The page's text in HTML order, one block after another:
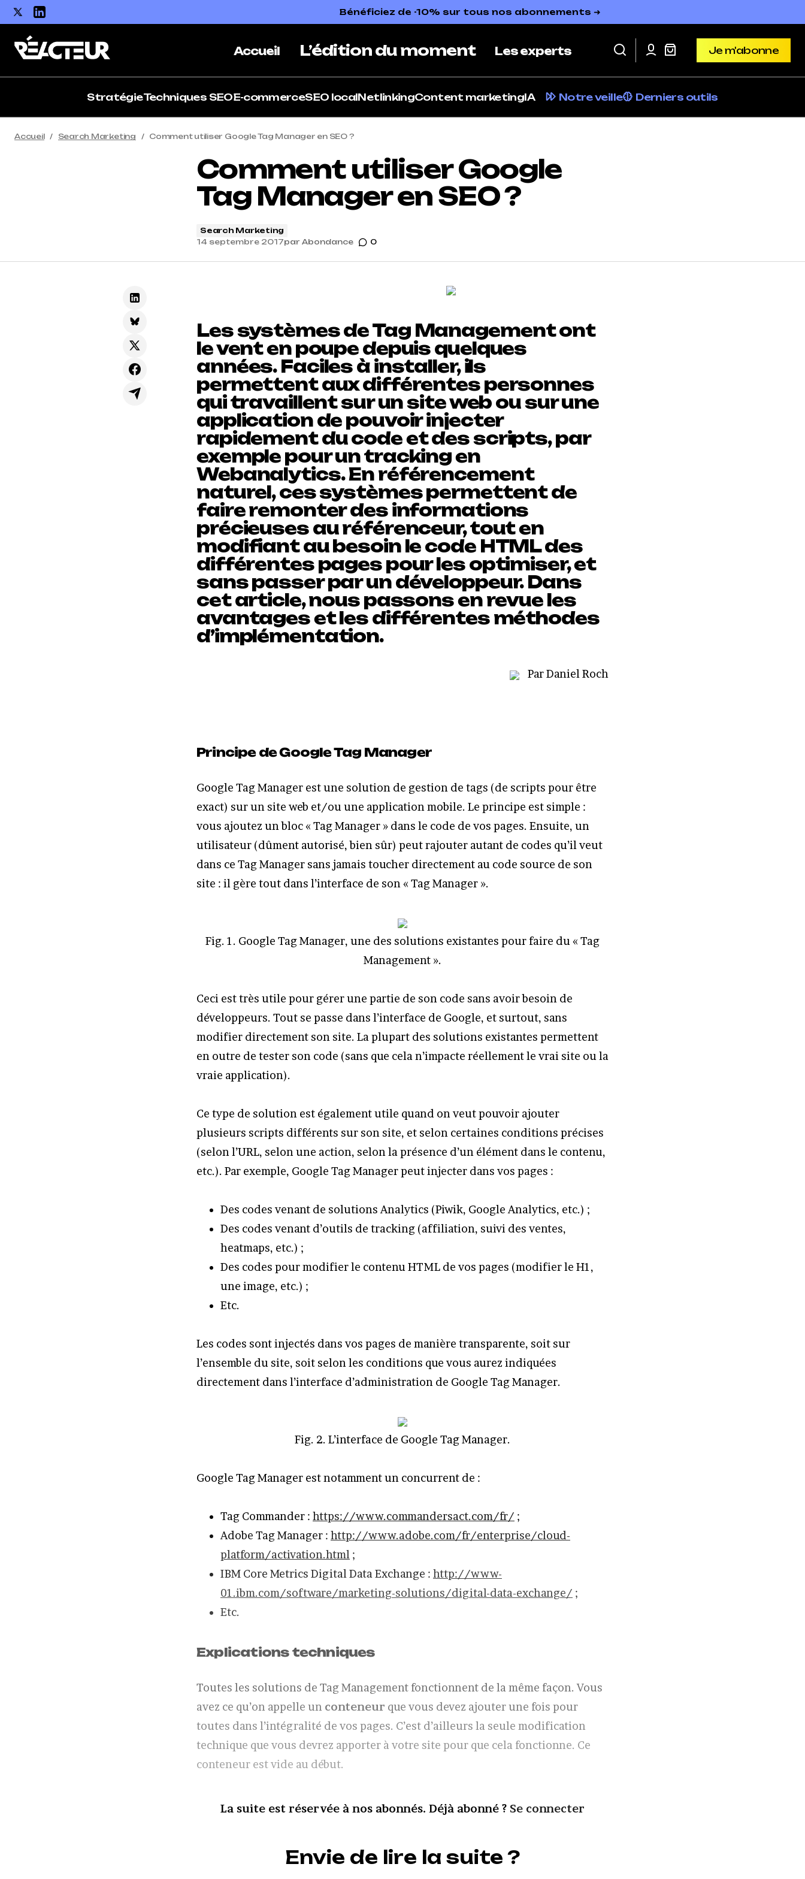
Bénéficiez de -10% sur tous nos abonnements ➜
Accueil L’édition du moment Les experts
Je m'abonne
StratégieTechniques SEOE-commerceSEO localNetlinkingContent marketingIA Notre veille Derniers outils
Accueil Search Marketing Comment utiliser Google Tag Manager en SEO ?
Comment utiliser Google
Tag Manager en SEO ?
Search Marketing
14 septembre 2017par Abondance 0
Les systèmes de Tag Management ont
le vent en poupe depuis quelques
années. Faciles à installer, ils
permettent aux différentes personnes
qui travaillent sur un site web ou sur une
application de pouvoir injecter
rapidement du code et des scripts, par
exemple pour un tracking en
Webanalytics. En référencement
naturel, ces systèmes permettent de
faire remonter des informations
précieuses au référenceur, tout en
modifiant au besoin le code HTML des
différentes pages pour les optimiser, et
sans passer par un développeur. Dans
cet article, nous passons en revue les
avantages et les différentes méthodes
d’implémentation.
Par Daniel Roch
Principe de Google Tag Manager
Google Tag Manager est une solution de gestion de tags (de scripts pour être
exact) sur un site web et/ou une application mobile. Le principe est simple :
vous ajoutez un bloc « Tag Manager » dans le code de vos pages. Ensuite, un
utilisateur (dûment autorisé, bien sûr) peut rajouter autant de codes qu’il veut
dans ce Tag Manager sans jamais toucher directement au code source de son
site : il gère tout dans l’interface de son « Tag Manager ».
Fig. 1. Google Tag Manager, une des solutions existantes pour faire du « Tag
Management ».
Ceci est très utile pour gérer une partie de son code sans avoir besoin de
développeurs. Tout se passe dans l’interface de Google, et surtout, sans
modifier directement son site. La plupart des solutions existantes permettent
en outre de tester son code (sans que cela n’impacte réellement le vrai site ou la
vraie application).
Ce type de solution est également utile quand on veut pouvoir ajouter
plusieurs scripts différents sur son site, et selon certaines conditions précises
(selon l’URL, selon une action, selon la présence d’un élément dans le contenu,
etc.). Par exemple, Google Tag Manager peut injecter dans vos pages :
Des codes venant de solutions Analytics (Piwik, Google Analytics, etc.) ;
Des codes venant d’outils de tracking (affiliation, suivi des ventes,
heatmaps, etc.) ;
Des codes pour modifier le contenu HTML de vos pages (modifier le H1,
une image, etc.) ;
Etc.
Les codes sont injectés dans vos pages de manière transparente, soit sur
l’ensemble du site, soit selon les conditions que vous aurez indiquées
directement dans l’interface d’administration de Google Tag Manager.
Fig. 2. L’interface de Google Tag Manager.
Google Tag Manager est notamment un concurrent de :
Tag Commander : https://www.commandersact.com/fr/ ;
Adobe Tag Manager : http://www.adobe.com/fr/enterprise/cloud-
platform/activation.html ;
IBM Core Metrics Digital Data Exchange : http://www-
01.ibm.com/software/marketing-solutions/digital-data-exchange/ ;
Etc.
Explications techniques
Toutes les solutions de Tag Management fonctionnent de la même façon. Vous
avez ce qu’on appelle un conteneur que vous devez ajouter une fois pour
toutes dans l’intégralité de vos pages. C’est d’ailleurs la seule modification
technique que vous devrez apporter à votre site pour que cela fonctionne. Ce
conteneur est vide au début.
La suite est réservée à nos abonnés. Déjà abonné ? Se connecter
Envie de lire la suite ?